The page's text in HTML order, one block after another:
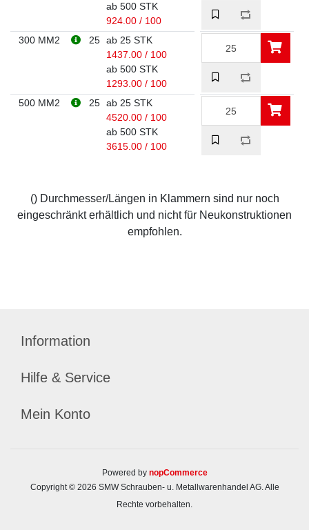
ab 500 STK
924.00 / 100
300 MM2
25 ab 25 STK
1437.00 / 100
ab 500 STK
1293.00 / 100
500 MM2
25 ab 25 STK
4520.00 / 100
ab 500 STK
3615.00 / 100
() Durchmesser/Längen in Klammern sind nur noch
eingeschränkt erhältlich und nicht für Neukonstruktionen
empfohlen.
Information
Hilfe & Service
Mein Konto
Powered by nopCommerce
Copyright © 2026 SMW Schrauben- u. Metallwarenhandel AG. Alle
Rechte vorbehalten.